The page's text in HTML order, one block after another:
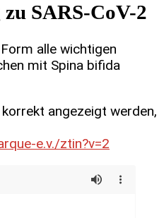
SARS-CoV-2
alle wichtigen
mit Spina bifida
angezeigt werden,
e.v./ztin?v=2